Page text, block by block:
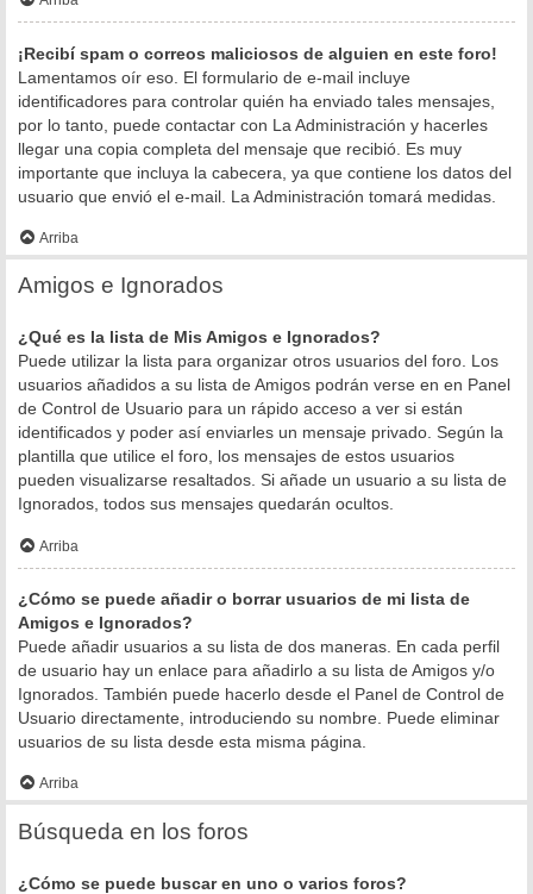
¡Recibí spam o correos maliciosos de alguien en este foro!
Lamentamos oír eso. El formulario de e-mail incluye
identificadores para controlar quién ha enviado tales mensajes,
por lo tanto, puede contactar con La Administración y hacerles
llegar una copia completa del mensaje que recibió. Es muy
importante que incluya la cabecera, ya que contiene los datos del
usuario que envió el e-mail. La Administración tomará medidas.
Arriba
Amigos e Ignorados
¿Qué es la lista de Mis Amigos e Ignorados?
Puede utilizar la lista para organizar otros usuarios del foro. Los
usuarios añadidos a su lista de Amigos podrán verse en en Panel
de Control de Usuario para un rápido acceso a ver si están
identificados y poder así enviarles un mensaje privado. Según la
plantilla que utilice el foro, los mensajes de estos usuarios
pueden visualizarse resaltados. Si añade un usuario a su lista de
Ignorados, todos sus mensajes quedarán ocultos.
Arriba
¿Cómo se puede añadir o borrar usuarios de mi lista de
Amigos e Ignorados?
Puede añadir usuarios a su lista de dos maneras. En cada perfil
de usuario hay un enlace para añadirlo a su lista de Amigos y/o
Ignorados. También puede hacerlo desde el Panel de Control de
Usuario directamente, introduciendo su nombre. Puede eliminar
usuarios de su lista desde esta misma página.
Arriba
Búsqueda en los foros
¿Cómo se puede buscar en uno o varios foros?